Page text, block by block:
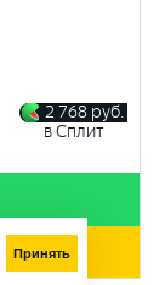
2 768 руб.
в Сплит
Принять